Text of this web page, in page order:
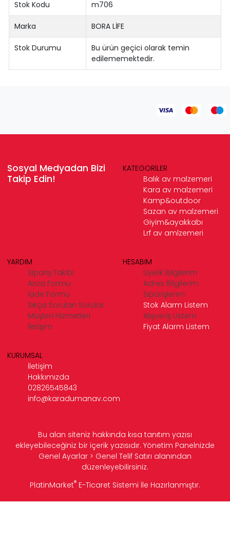
Stok Kodu m706
Marka BORA LİFE
Stok Durumu
Bu ürün geçici olarak temin
edilememektedir.
Sosyal Medyadan Bizi
Takip Edin!
KATEGORİLER
Balık av malzemeri
Kara av malzemeri
Kamp&outdoor
Sazan av malzemeri
Giyim&ayakkabı
Lrf av amlzemeri
YARDIM
Sipariş Takibi
Arıza Formu
İade Formu
Sıkça Sorulan Sorular
Müşteri Hizmetleri
İletişim
HESABIM
Üyelik Bilgilerim
Adres Bilgilerim
Siparişlerim
Stok Alarm Listem
Alışveriş Listem
Fiyat Alarm Listem
KURUMSAL
İletişim
Hakkımızda
02826545843
info@karadumanav.com
Bu alan siteniz hakkında kısa tanıtım yazısı
ekleyebileceğiniz bir içerik yazısıdır. Yönetim Panelnizde
Genel Ayarlar > Genel Telif Satırı alanından
düzenleyebilirsiniz.
PlatinMarket® E-Ticaret Sistemi İle Hazırlanmıştır.